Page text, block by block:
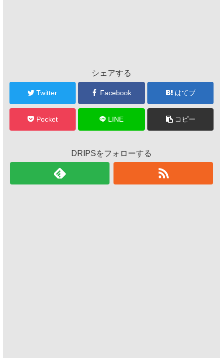
シェアする
Twitter Facebook はてブ
Pocket LINE コピー
DRIPSをフォローする